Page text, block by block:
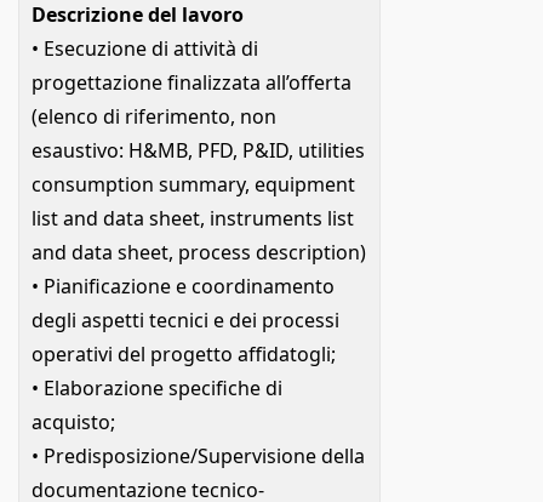
Descrizione del lavoro
• Esecuzione di attività di
progettazione finalizzata all’offerta
(elenco di riferimento, non
esaustivo: H&MB, PFD, P&ID, utilities
consumption summary, equipment
list and data sheet, instruments list
and data sheet, process description)
• Pianificazione e coordinamento
degli aspetti tecnici e dei processi
operativi del progetto affidatogli;
• Elaborazione specifiche di
acquisto;
• Predisposizione/Supervisione della
documentazione tecnico-